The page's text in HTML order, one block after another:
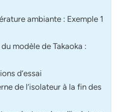
ambiante : Exemple 1
modèle de Takaoka :
d’essai
de l’isolateur à la fin des